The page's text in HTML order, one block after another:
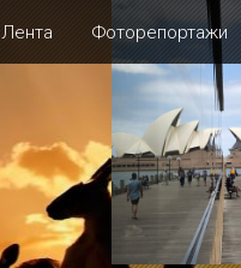
Лента Фоторепортажи